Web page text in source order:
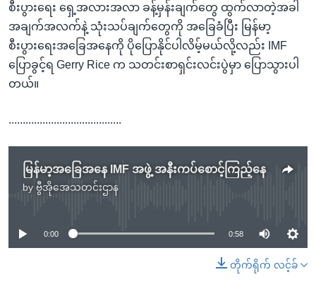
စီးပွားရေး ရှေ့အလားအလာ ခန့်မှန်းချက်တွေ ထွက်လာတဲ့အခါ
အချက်အလက်နဲ့ သုံးသပ်ချက်တွေကို အခြေခံပြီး မြန်မာ့
စီးပွားရေးအခြေအနေကို ပိုပြောနိုင်ပါလိမ့်မယ်လို့လည်း IMF
ပြောခွင့်ရ Gerry Rice က သတင်းစာရှင်းလင်းပွဲမှာ ပြောသွားပါ
တယ်။
........................................
မြန်မာ့အခြေအနေ IMF အဖွဲ့ အနီးကပ်စောင့်ကြည့်နေ
by ဗွီအိုအေသတင်းဌာန
No media source currently available
0:00 0:58
တိုက်ရိုက် လင့်ခ်